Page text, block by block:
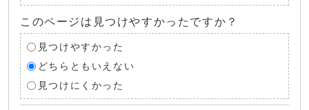
このページは見つけやすかったですか？
見つけやすかった
どちらともいえない
見つけにくかった